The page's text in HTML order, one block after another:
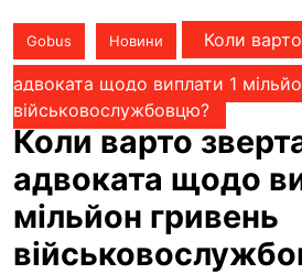
Gobus Новини
Коли
адвоката щодо виплати 1
військовослужбовцю?
Коли варто
адвоката щодо
мільйон гривень